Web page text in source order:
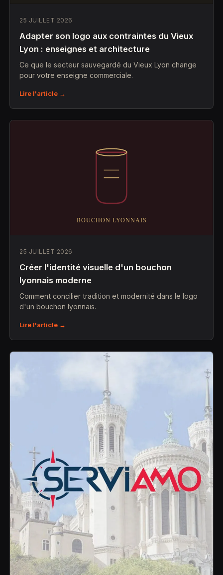
25 JUILLET 2026
Adapter son logo aux contraintes du Vieux
Lyon : enseignes et architecture
Ce que le secteur sauvegardé du Vieux Lyon change
pour votre enseigne commerciale.
Lire l'article →
25 JUILLET 2026
Créer l'identité visuelle d'un bouchon
lyonnais moderne
Comment concilier tradition et modernité dans le logo
d'un bouchon lyonnais.
Lire l'article →